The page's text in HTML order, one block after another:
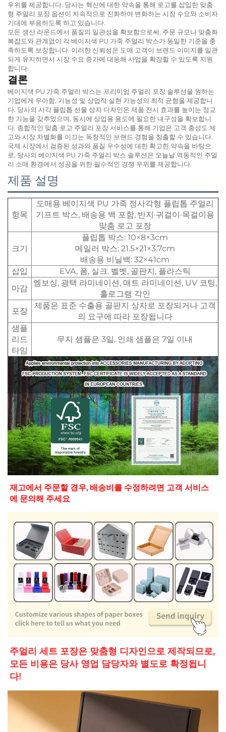
우위를 제공합니다. 당사는 혁신에 대한 약속을 통해 로고를 삽입한 맞춤
형 주얼리 포장 옵션이 지속적으로 진화하여 변화하는 시장 수요와 소비자
기대에 부응하도록 하고 있습니다.
모든 생산 라운드에서 품질의 일관성을 확보함으로써, 주문 규모나 맞춤화
복잡도와 관계없이 각 베이지색 PU 가죽 주얼리 박스가 동일한 기준을 충
족하도록 보장합니다. 이러한 신뢰성은 도매 고객이 브랜드 이미지를 일관
되게 유지하면서 시장 수요 증가에 대응해 사업을 확장할 수 있도록 지원
합니다.
결론
베이지색 PU 가죽 주얼리 박스는 프리미엄 주얼리 포장 솔루션을 원하는
기업에게 우아함, 기능성 및 상업적 실현 가능성의 최적 균형을 제공합니
다. 당사의 사각 플립톱 선물 상자 디자인은 제품 전시 효과를 높이는 정교
한 기능을 갖추었으며, 동시에 상업용 용도에 필요한 내구성을 확보합니
다. 종합적인 맞춤 로고 주얼리 포장 서비스를 통해 기업은 고객 충성도 제
고와 시장 차별화를 이끄는 독창적인 브랜드 경험을 창출할 수 있습니다.
국제 시장에서 검증된 성과와 품질 우수성에 대한 확고한 약속을 바탕으
로, 당사의 베이지색 PU 가죽 주얼리 박스 솔루션은 오늘날 역동적인 주얼
리 소매 환경에서 성공을 위한 필수적인 경쟁 우위를 제공합니다.
제품 설명
항목
도매용 베이지색 PU 가죽 정사각형 플립톱 주얼리
기프트 박스, 배송용 백 포함, 반지·귀걸이·목걸이용
맞춤 로고 포장
크기
플립톱 박스: 10×8×3cm
메일러 박스: 21.5×21×3.7cm
배송용 비닐백: 32×41cm
삽입
EVA, 폼, 실크. 벨벳, 골판지, 플라스틱
마감
엠보싱, 광택 라미네이션, 매트 라미네이션, UV 코팅,
홀로그램 각인
포장
제품은 표준 수출용 골판지 상자로 포장되거나 고객
의 요구에 따라 포장됩니다
샘플
리드
타임
무지 샘플은 3일, 인쇄 샘플은 7일 이내
재고에서 주문할 경우, 배송비를 수정하려면 고객 서비스
에 문의해 주세요
주얼리 세트 포장은 맞춤형 디자인으로 제작되므로,
모든 비용은 당사 영업 담당자와 별도로 확정됩니
다!